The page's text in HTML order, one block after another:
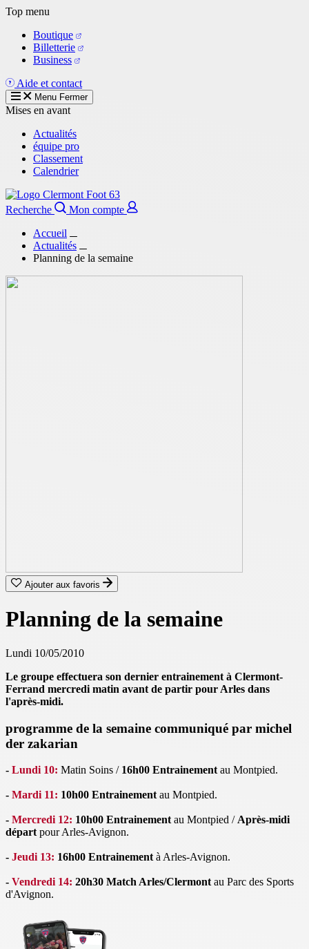
Aller
contenu
principal
Top menu
Boutique
Billetterie
Business
Aide et contact
Menu Fermer
Mises en avant
Actualités
équipe pro
Classement
Calendrier
Recherche
Mon compte
Accueil
Actualités
Planning de la semaine
Ajouter aux favoris
Planning de la semaine
Lundi 10/05/2010
Le groupe effectuera son dernier entrainement à Clermont-
Ferrand mercredi matin avant de partir pour Arles dans
l'après-midi.
programme de la semaine communiqué par michel
der zakarian
- Lundi 10: Matin Soins / 16h00 Entrainement au Montpied.
- Mardi 11: 10h00 Entrainement au Montpied.
- Mercredi 12: 10h00 Entrainement au Montpied / Après-midi
départ pour Arles-Avignon.
- Jeudi 13: 16h00 Entrainement à Arles-Avignon.
- Vendredi 14: 20h30 Match Arles/Clermont au Parc des Sports
d'Avignon.